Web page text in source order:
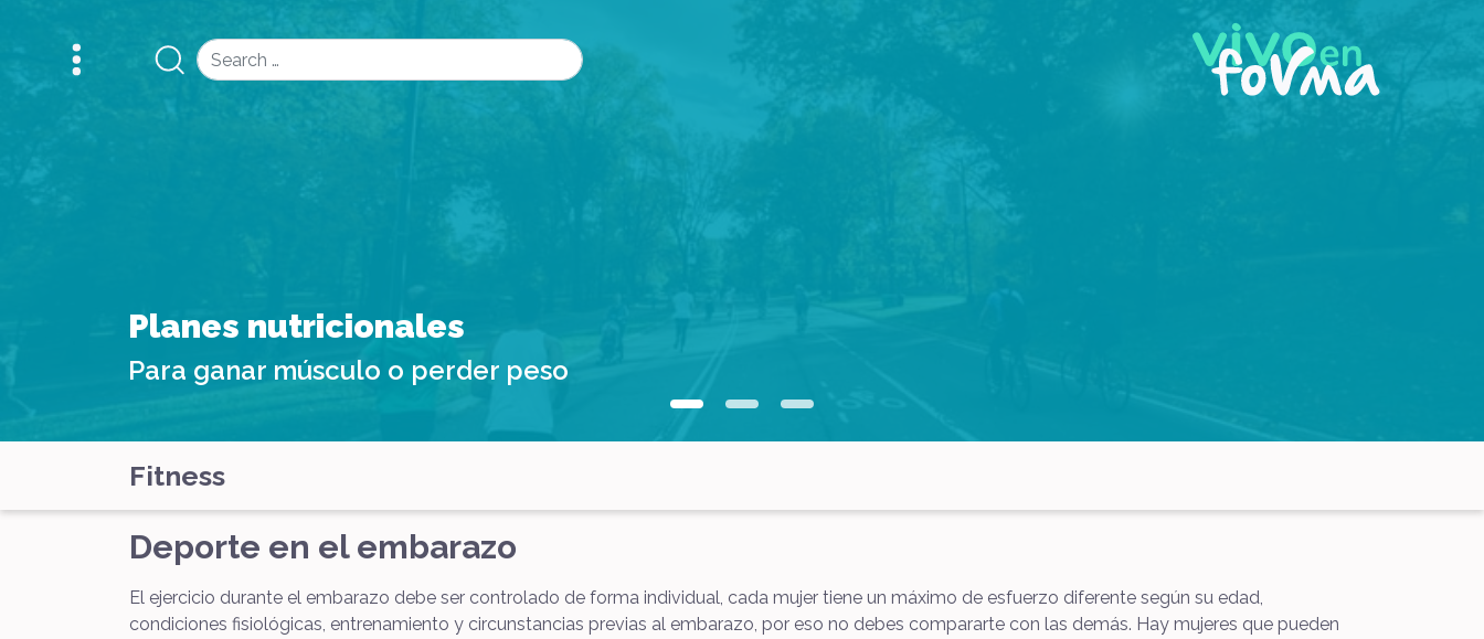
Search
Planes nutricionales
Para ganar músculo o perder peso
Fitness
Deporte en el embarazo
El ejercicio durante el embarazo debe ser controlado de forma individual, cada mujer tiene un máximo de esfuerzo diferente según su edad,
condiciones fisiológicas, entrenamiento y circunstancias previas al embarazo, por eso no debes compararte con las demás. Hay mujeres que pueden